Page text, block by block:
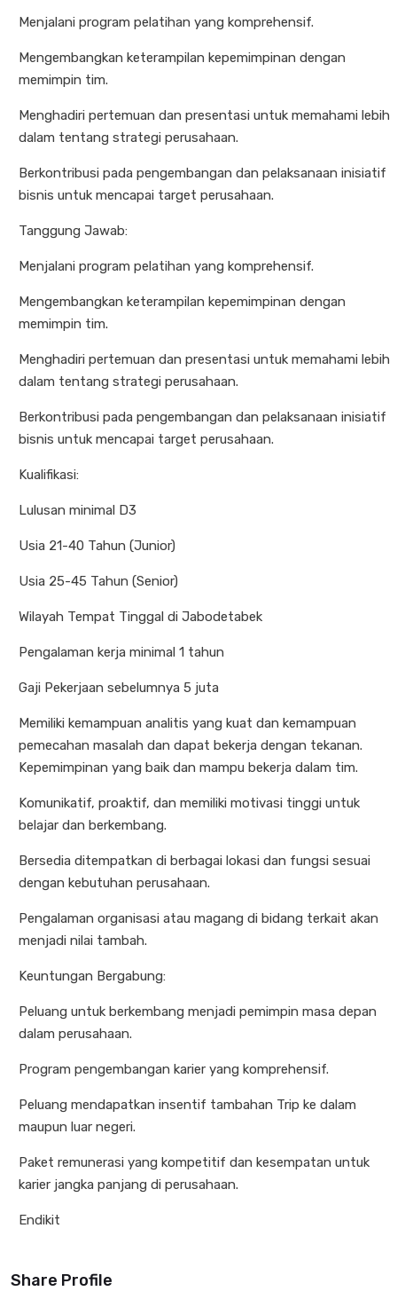
Menjalani program pelatihan yang komprehensif.
Mengembangkan keterampilan kepemimpinan dengan
memimpin tim.
Menghadiri pertemuan dan presentasi untuk memahami lebih
dalam tentang strategi perusahaan.
Berkontribusi pada pengembangan dan pelaksanaan inisiatif
bisnis untuk mencapai target perusahaan.
Tanggung Jawab:
Menjalani program pelatihan yang komprehensif.
Mengembangkan keterampilan kepemimpinan dengan
memimpin tim.
Menghadiri pertemuan dan presentasi untuk memahami lebih
dalam tentang strategi perusahaan.
Berkontribusi pada pengembangan dan pelaksanaan inisiatif
bisnis untuk mencapai target perusahaan.
Kualifikasi:
Lulusan minimal D3
Usia 21-40 Tahun (Junior)
Usia 25-45 Tahun (Senior)
Wilayah Tempat Tinggal di Jabodetabek
Pengalaman kerja minimal 1 tahun
Gaji Pekerjaan sebelumnya 5 juta
Memiliki kemampuan analitis yang kuat dan kemampuan
pemecahan masalah dan dapat bekerja dengan tekanan.
Kepemimpinan yang baik dan mampu bekerja dalam tim.
Komunikatif, proaktif, dan memiliki motivasi tinggi untuk
belajar dan berkembang.
Bersedia ditempatkan di berbagai lokasi dan fungsi sesuai
dengan kebutuhan perusahaan.
Pengalaman organisasi atau magang di bidang terkait akan
menjadi nilai tambah.
Keuntungan Bergabung:
Peluang untuk berkembang menjadi pemimpin masa depan
dalam perusahaan.
Program pengembangan karier yang komprehensif.
Peluang mendapatkan insentif tambahan Trip ke dalam
maupun luar negeri.
Paket remunerasi yang kompetitif dan kesempatan untuk
karier jangka panjang di perusahaan.
Endikit
Share Profile